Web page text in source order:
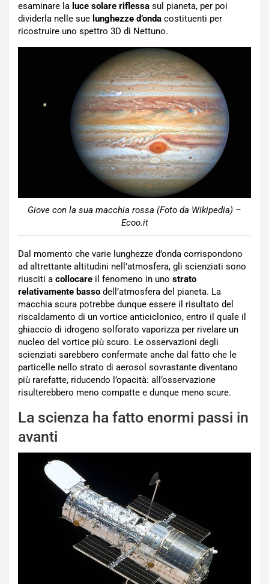
esaminare la luce solare riflessa sul pianeta, per poi
dividerla nelle sue lunghezze d’onda costituenti per
ricostruire uno spettro 3D di Nettuno.
Giove con la sua macchia rossa (Foto da Wikipedia) –
Ecoo.it
Dal momento che varie lunghezze d’onda corrispondono
ad altrettante altitudini nell’atmosfera, gli scienziati sono
riusciti a collocare il fenomeno in uno strato
relativamente basso dell’atmosfera del pianeta. La
macchia scura potrebbe dunque essere il risultato del
riscaldamento di un vortice anticiclonico, entro il quale il
ghiaccio di idrogeno solforato vaporizza per rivelare un
nucleo del vortice più scuro. Le osservazioni degli
scienziati sarebbero confermate anche dal fatto che le
particelle nello strato di aerosol sovrastante diventano
più rarefatte, riducendo l’opacità: all’osservazione
risulterebbero meno compatte e dunque meno scure.
La scienza ha fatto enormi passi in
avanti